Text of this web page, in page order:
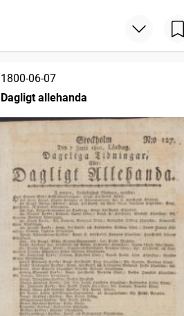
1800-06-07
Dagligt allehanda